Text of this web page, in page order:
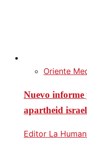
Oriente
Nuevo informe
apartheid
Editor La